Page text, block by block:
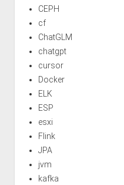
CEPH
cf
ChatGLM
chatgpt
cursor
Docker
ELK
ESP
esxi
Flink
JPA
jvm
kafka